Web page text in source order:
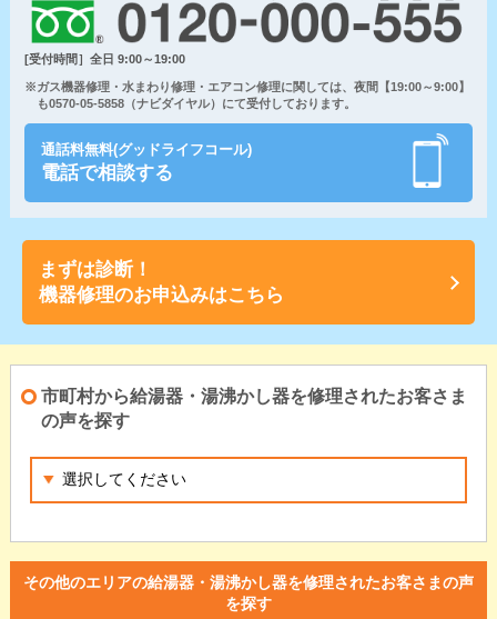
[受付時間］全日 9:00～19:00
※ガス機器修理・水まわり修理・エアコン修理に関しては、夜間【19:00～9:00】
も0570-05-5858（ナビダイヤル）にて受付しております。
通話料無料(グッドライフコール)
電話で相談する
まずは診断！
機器修理のお申込みはこちら
市町村から給湯器・湯沸かし器を修理されたお客さま
の声を探す
その他のエリアの給湯器・湯沸かし器を修理されたお客さまの声
を探す